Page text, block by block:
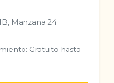
Manzana 24
Gratuito hasta